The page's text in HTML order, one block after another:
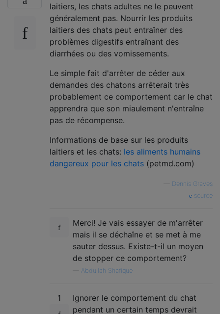
laitiers, les chats adultes ne le peuvent
généralement pas. Nourrir les produits
laitiers des chats peut entraîner des
problèmes digestifs entraînant des
diarrhées ou des vomissements.
Le simple fait d'arrêter de céder aux
demandes des chatons arrêterait très
probablement ce comportement car le chat
apprendra que son miaulement n'entraîne
pas de récompense.
Informations de base sur les produits
laitiers et les chats: les aliments humains
dangereux pour les chats (petmd.com)
Dennis Graves
source
Merci! Je vais essayer de m'arrêter
mais il se déchaîne et se met à me
sauter dessus. Existe-t-il un moyen
de stopper ce comportement?
Abdullah Shafique
1
Ignorer le comportement du chat
pendant un certain temps devrait